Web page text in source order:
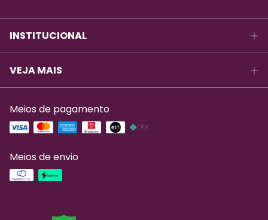
INSTITUCIONAL
VEJA MAIS
Meios de pagamento
Meios de envio